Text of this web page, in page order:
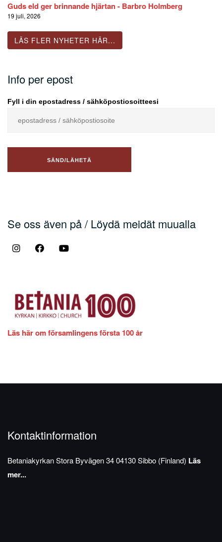
Guds eld ger brinnande hjärtan - Barbro Holmberg
19 juli, 2026
LÄS FLER NYHETER HÄR...
Info per epost
Fyll i din epostadress / sähköpostiosoitteesi
Se oss även på / Löydä meidät muualla
Läs här om församlingens första 100 år
Kontaktinformation
BetaniakyrkanStora Byvägen 3404130 Sibbo (Finland) Läs
mer...